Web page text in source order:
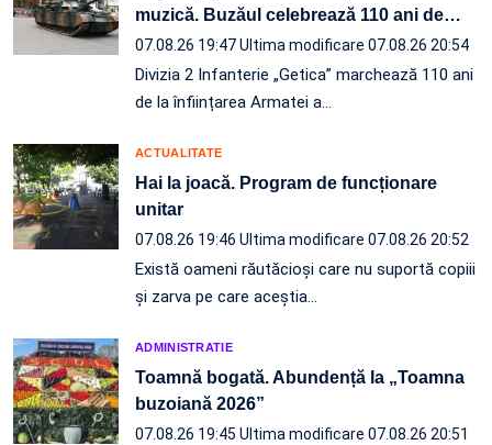
muzică. Buzăul celebrează 110 ani de…
07.08.26 19:47Ultima modificare 07.08.26 20:54
Divizia 2 Infanterie „Getica” marchează 110 ani
de la înființarea Armatei a…
ACTUALITATE
Hai la joacă. Program de funcționare
unitar
07.08.26 19:46 Ultima modificare 07.08.26 20:52
Există oameni răutăcioși care nu suportă copiii
și zarva pe care aceștia…
ADMINISTRATIE
Toamnă bogată. Abundență la „Toamna
buzoiană 2026”
07.08.26 19:45 Ultima modificare 07.08.26 20:51